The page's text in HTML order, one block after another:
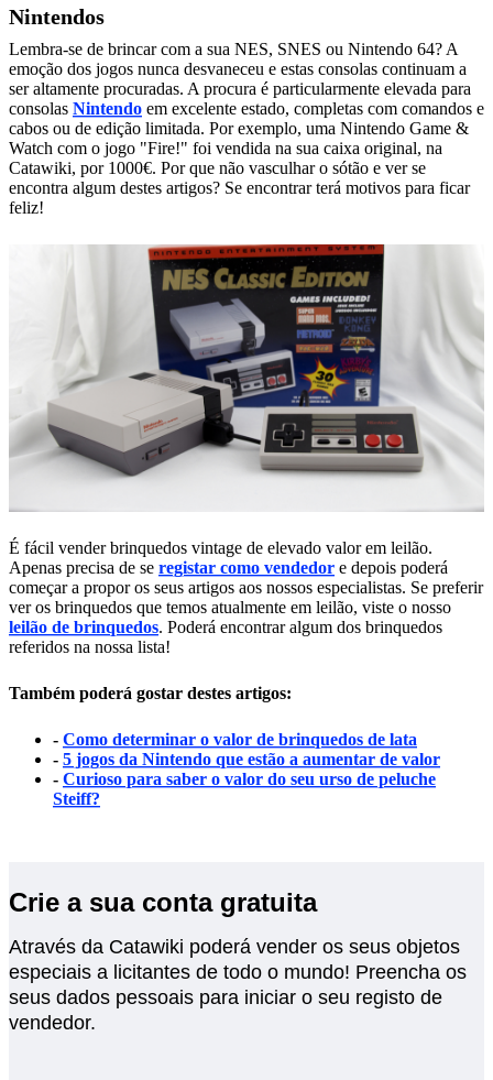
Nintendos
Lembra-se de brincar com a sua NES, SNES ou Nintendo 64? A
emoção dos jogos nunca desvaneceu e estas consolas continuam a
ser altamente procuradas. A procura é particularmente elevada para
consolas Nintendo em excelente estado, completas com comandos e
cabos ou de edição limitada. Por exemplo, uma Nintendo Game &
Watch com o jogo "Fire!" foi vendida na sua caixa original, na
Catawiki, por 1000€. Por que não vasculhar o sótão e ver se
encontra algum destes artigos? Se encontrar terá motivos para ficar
feliz!
É fácil vender brinquedos vintage de elevado valor em leilão.
Apenas precisa de se registar como vendedor e depois poderá
começar a propor os seus artigos aos nossos especialistas. Se preferir
ver os brinquedos que temos atualmente em leilão, viste o nosso
leilão de brinquedos. Poderá encontrar algum dos brinquedos
referidos na nossa lista!
Também poderá gostar destes artigos:
- Como determinar o valor de brinquedos de lata
- 5 jogos da Nintendo que estão a aumentar de valor
- Curioso para saber o valor do seu urso de peluche
Steiff?
Crie a sua conta gratuita
Através da Catawiki poderá vender os seus objetos
especiais a licitantes de todo o mundo! Preencha os
seus dados pessoais para iniciar o seu registo de
vendedor.